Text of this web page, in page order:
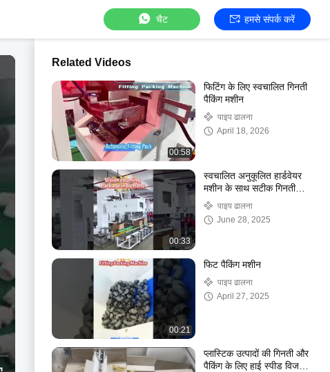
चैट हमसे संपर्क करें
Related Videos
00:58
फिटिंग के लिए स्वचालित गिनती
पैकिंग मशीन
पाइप ढालना
April 18, 2026
00:33
स्वचालित अनुकूलित हार्डवेयर
मशीन के साथ सटीक गिनती
और पैकिंग का एहसास करें
पाइप ढालना
June 28, 2025
00:21
फिट पैकिंग मशीन
पाइप ढालना
April 27, 2025
प्लास्टिक उत्पादों की गिनती और
पैकिंग के लिए हाई स्पीड विजन